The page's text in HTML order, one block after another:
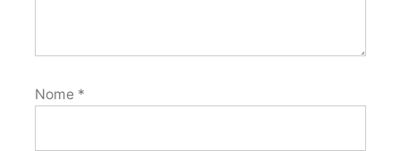
Nome *